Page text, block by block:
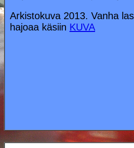
Arkistokuva 2013. Vanha
hajoaa käsiin KUVA